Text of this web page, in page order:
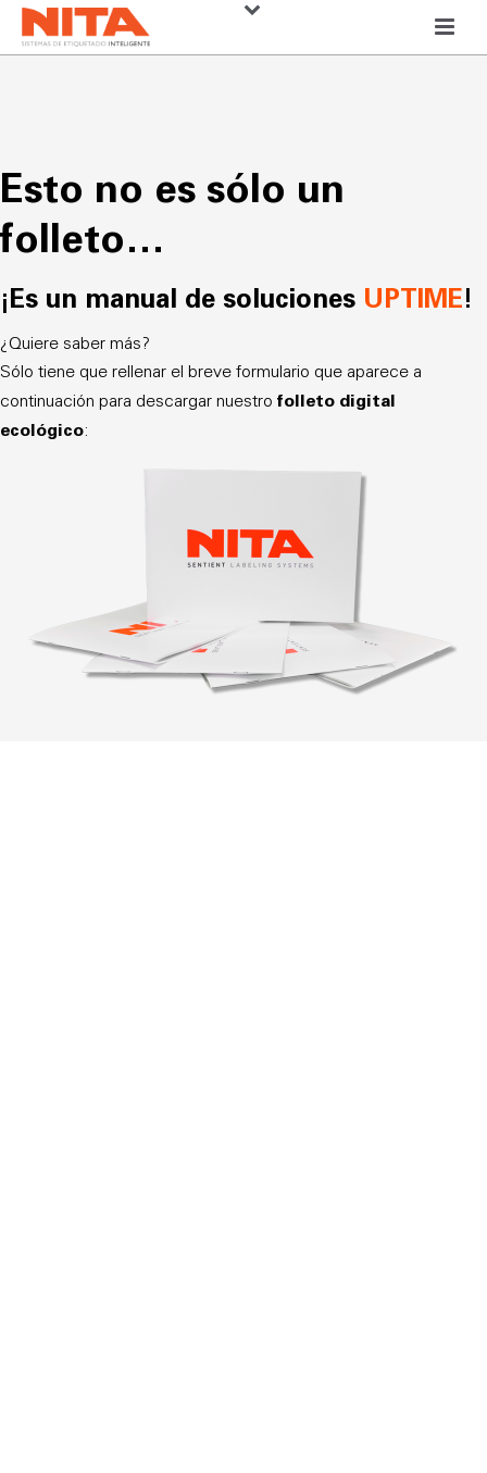
Esto no es sólo un
folleto…
¡Es un manual de soluciones UPTIME!
¿Quiere saber más?
Sólo tiene que rellenar el breve formulario que aparece a
continuación para descargar nuestro folleto digital
ecológico: